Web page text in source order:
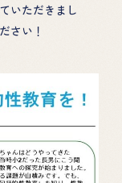
いただきまし
さい！